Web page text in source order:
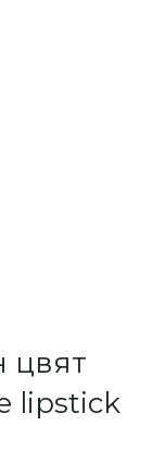
цвят
lipstick